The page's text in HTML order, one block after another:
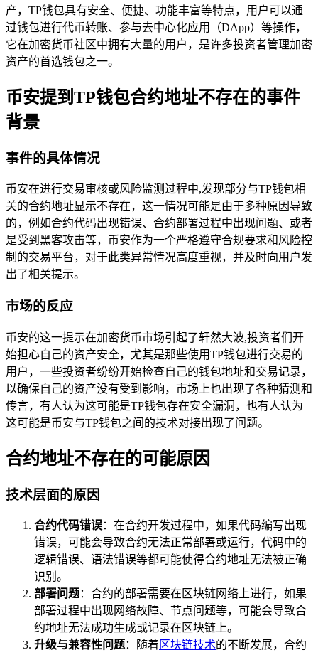
产，TP钱包具有安全、便捷、功能丰富等特点，用户可以通
过钱包进行代币转账、参与去中心化应用（DApp）等操作，
它在加密货币社区中拥有大量的用户，是许多投资者管理加密
资产的首选钱包之一。
币安提到TP钱包合约地址不存在的事件
背景
事件的具体情况
币安在进行交易审核或风险监测过程中,发现部分与TP钱包相
关的合约地址显示不存在，这一情况可能是由于多种原因导致
的，例如合约代码出现错误、合约部署过程中出现问题、或者
是受到黑客攻击等，币安作为一个严格遵守合规要求和风险控
制的交易平台，对于此类异常情况高度重视，并及时向用户发
出了相关提示。
市场的反应
币安的这一提示在加密货币市场引起了轩然大波,投资者们开
始担心自己的资产安全，尤其是那些使用TP钱包进行交易的
用户，一些投资者纷纷开始检查自己的钱包地址和交易记录，
以确保自己的资产没有受到影响，市场上也出现了各种猜测和
传言，有人认为这可能是TP钱包存在安全漏洞，也有人认为
这可能是币安与TP钱包之间的技术对接出现了问题。
合约地址不存在的可能原因
技术层面的原因
合约代码错误：在合约开发过程中，如果代码编写出现
错误，可能会导致合约无法正常部署或运行，代码中的
逻辑错误、语法错误等都可能使得合约地址无法被正确
识别。
部署问题：合约的部署需要在区块链网络上进行，如果
部署过程中出现网络故障、节点问题等，可能会导致合
约地址无法成功生成或记录在区块链上。
升级与兼容性问题：随着 区块链技术的不断发展，合约